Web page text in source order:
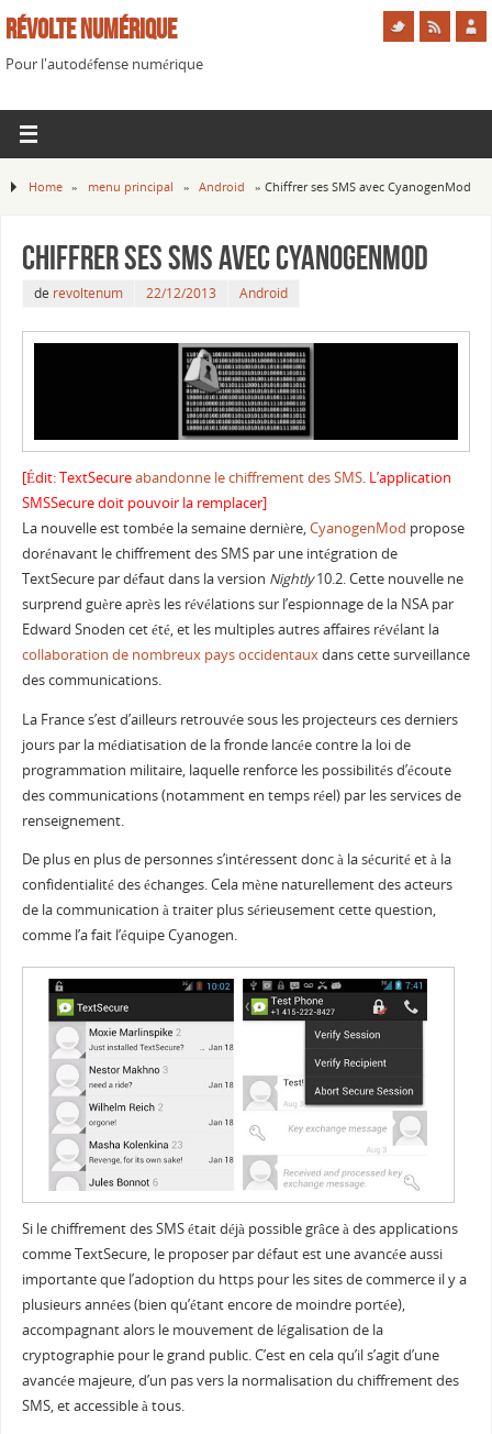
Révolte Numérique
Pour l'autodéfense numérique
Home » menu principal » Android » Chiffrer ses SMS avec CyanogenMod
Chiffrer ses SMS avec CyanogenMod
de revoltenum 22/12/2013 Android
[Édit: TextSecureabandonne le chiffrement des SMS. L’application
SMSSecure doit pouvoir la remplacer]
La nouvelle est tombée la semaine dernière,CyanogenMod propose
dorénavant le chiffrement des SMS par une intégration de
TextSecure par défaut dans la version Nightly10.2. Cette nouvelle ne
surprend guère après les révélations sur l’espionnage de la NSA par
Edward Snoden cet été, et les multiples autres affaires révélant la
collaboration de nombreux pays occidentauxdans cette surveillance
des communications.
La France s’est d’ailleurs retrouvée sous les projecteurs ces derniers
jours par la médiatisation de la fronde lancée contre la loi de
programmation militaire, laquelle renforce les possibilités d’écoute
des communications (notamment en temps réel) par les services de
renseignement.
De plus en plus de personnes s’intéressent donc à la sécurité et à la
confidentialité des échanges. Cela mène naturellement des acteurs
de la communication à traiter plus sérieusement cette question,
comme l’a fait l’équipe Cyanogen.
Si le chiffrement des SMS était déjà possible grâce à des applications
comme TextSecure, le proposer par défaut est une avancée aussi
importante que l’adoption du https pour les sites de commerce il y a
plusieurs années (bien qu’étant encore de moindre portée),
accompagnant alors le mouvement de légalisation de la
cryptographie pour le grand public. C’est en cela qu’il s’agit d’une
avancée majeure, d’un pas vers la normalisation du chiffrement des
SMS, et accessible à tous.